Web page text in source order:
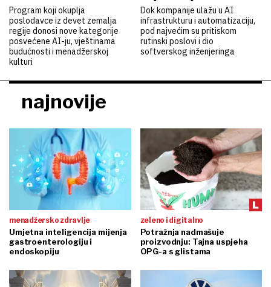
Program koji okuplja
poslodavce iz devet zemalja
regije donosi nove kategorije
posvećene AI-ju, vještinama
budućnosti i menadžerskoj
kulturi
Dok kompanije ulažu u AI
infrastrukturu i automatizaciju,
pod najvećim su pritiskom
rutinski poslovi i dio
softverskog inženjeringa
najnovije
menadžersko zdravlje
Umjetna inteligencija mijenja
gastroenterologiju i
endoskopiju
zeleno i digitalno
Potražnja nadmašuje
proizvodnju: Tajna uspjeha
OPG-a s glistama